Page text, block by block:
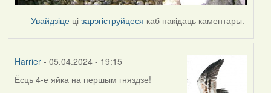
Увайдзіце цізарэгіструйцеся каб пакідаць каментары.
Harrier- 05.04.2024 - 19:15
Ёсць 4-е яйка на першым гняздзе!